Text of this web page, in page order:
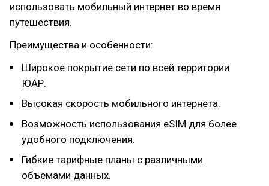
использовать мобильный интернет во время
путешествия.
Преимущества и особенности:
Широкое покрытие сети по всей территории
ЮАР.
Высокая скорость мобильного интернета.
Возможность использования eSIM для более
удобного подключения.
Гибкие тарифные планы с различными
объемами данных.